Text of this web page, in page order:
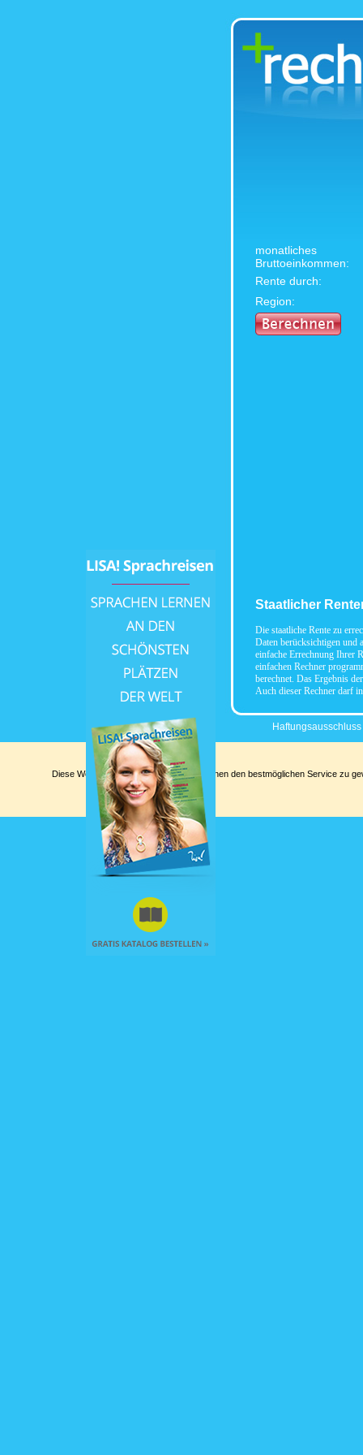
monatliches
Bruttoeinkommen:
Rente durch:
Region:
Staatlicher
Die staatliche Rente zu
Daten berücksichtigen und
einfache Errechnung Ihrer
einfachen Rechner
berechnet. Das Ergebnis
Auch dieser Rechner darf
Haftungsausschluss
Diese Website verwendet Cookies, um Ihnen den bestmöglichen Service zu